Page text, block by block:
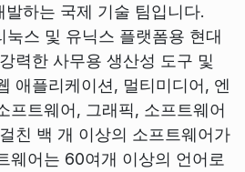
하는 국제 기술 팀입니다.
눅스 및 유닉스 플랫폼용 현대
력한 사무용 생산성 도구 및
애플리케이션, 멀티미디어, 엔
프트웨어, 그래픽, 소프트웨어
친 백 개 이상의 소프트웨어가
웨어는 60여개 이상의 언어로